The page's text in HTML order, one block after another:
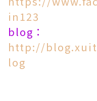
in123
blog：
http://
log